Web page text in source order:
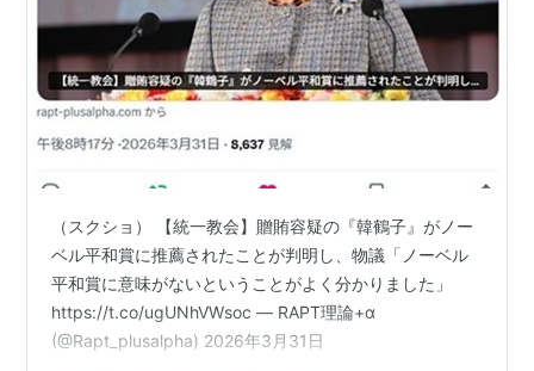
（スクショ） 【統一教会】贈賄容疑の『韓鶴子』がノー
ベル平和賞に推薦されたことが判明し、物議「ノーベル
平和賞に意味がないということがよく分かりました」
https://t.co/ugUNhVWsoc — RAPT理論+α
(@Rapt_plusalpha) 2026年3月31日